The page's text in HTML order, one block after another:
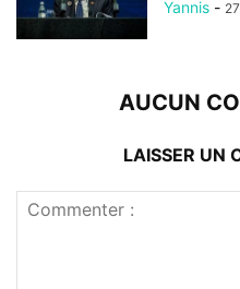
Yannis -
AUCUN
LAISSER UN